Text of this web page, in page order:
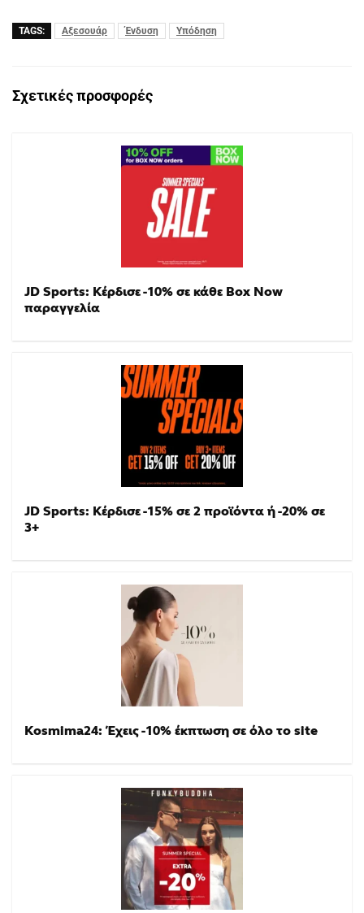
TAGS: Αξεσουάρ Ένδυση Υπόδηση
Σχετικές προσφορές
JD Sports: Κέρδισε -10% σε κάθε Box Now
παραγγελία
JD Sports: Κέρδισε -15% σε 2 προϊόντα ή -20% σε
3+
Kosmima24: Έχεις -10% έκπτωση σε όλο το site